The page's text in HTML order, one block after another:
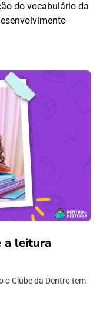
do vocabulário da
a leitura
o Clube da Dentro tem